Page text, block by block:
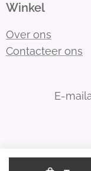
Winkel
Over ons
Contacteer ons
E-